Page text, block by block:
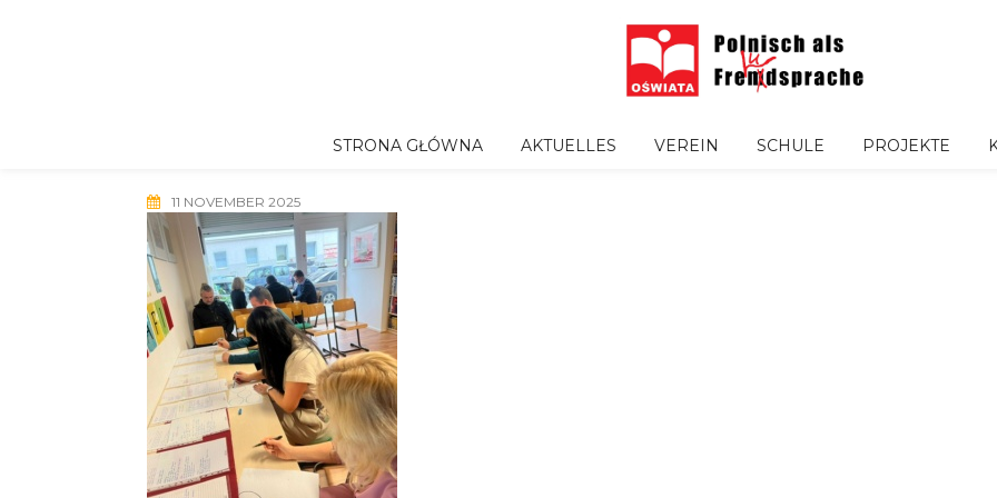
STRONA GŁÓWNA AKTUELLES VEREIN SCHULE PROJEKTE
11 NOVEMBER 2025